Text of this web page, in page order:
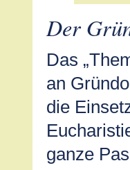
Der
Das
an
die
ganze